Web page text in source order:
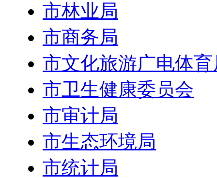
市林业局
市商务局
市文化旅游广电体育
市卫生健康委员会
市审计局
市生态环境局
市统计局